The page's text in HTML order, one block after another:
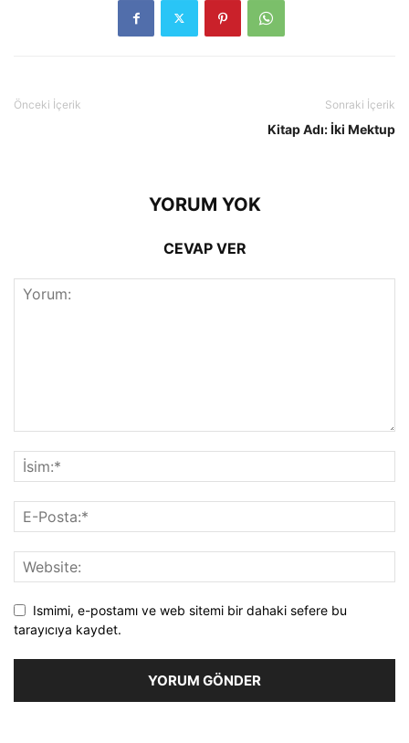
Önceki İçerik Sonraki İçerik
Kitap Adı: İki Mektup
YORUM YOK
CEVAP VER
Ismimi, e-postamı ve web sitemi bir dahaki sefere bu
tarayıcıya kaydet.